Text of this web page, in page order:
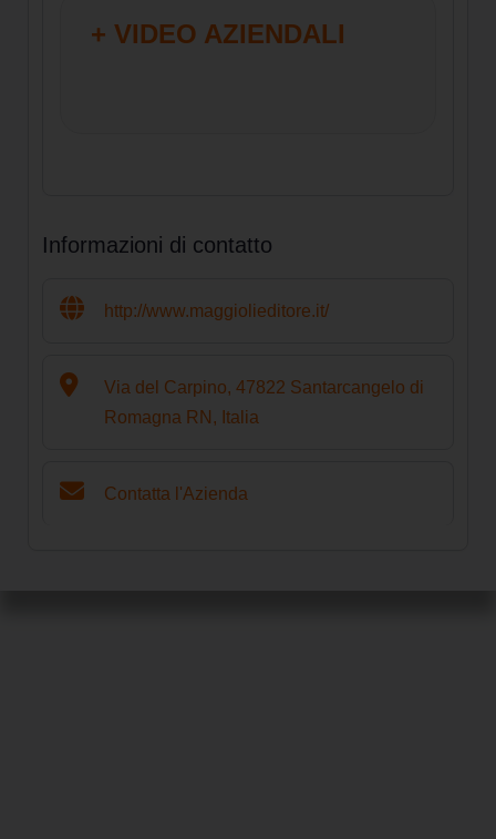
+ VIDEO AZIENDALI
Informazioni di contatto
http://www.maggiolieditore.it/
Via del Carpino, 47822 Santarcangelo di
Romagna RN, Italia
Contatta l'Azienda